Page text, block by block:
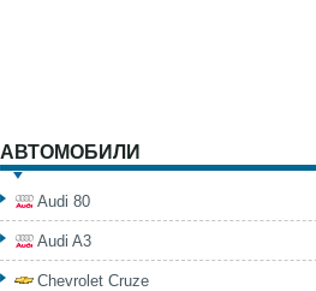
АВТОМОБИЛИ
Audi 80
Audi A3
Chevrolet Cruze